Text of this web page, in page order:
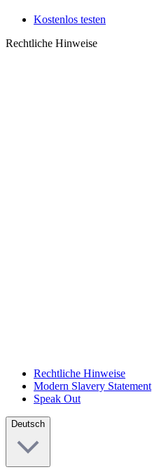
Kostenlos testen
Rechtliche Hinweise
Rechtliche Hinweise
Modern Slavery Statement
Speak Out
Deutsch